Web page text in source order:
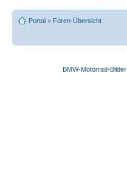
Portal » Foren-Übersicht
BMW-Motorrad-Bilder